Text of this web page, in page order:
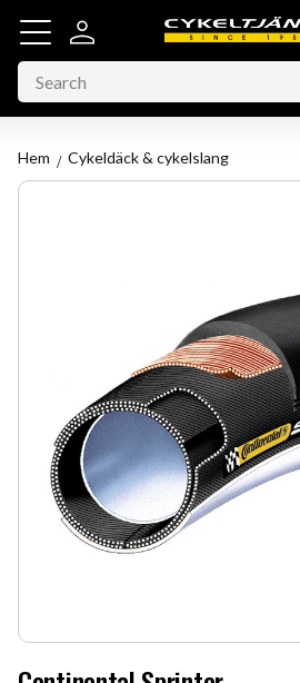
Menu
Hem Cykeldäck & cykelslang